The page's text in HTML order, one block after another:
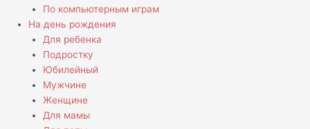
По компьютерным играм
На день рождения
Для ребенка
Подростку
Юбилейный
Мужчине
Женщине
Для мамы